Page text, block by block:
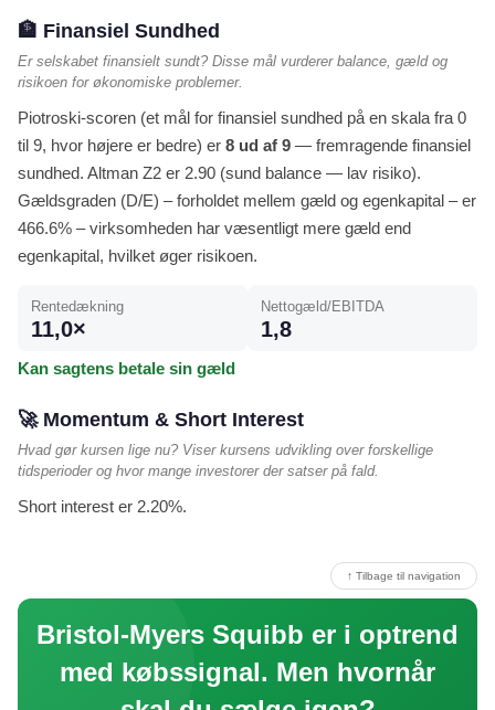
🏦 Finansiel Sundhed
Er selskabet finansielt sundt? Disse mål vurderer balance, gæld og
risikoen for økonomiske problemer.
Piotroski-scoren (et mål for finansiel sundhed på en skala fra 0
til 9, hvor højere er bedre) er 8 ud af 9 — fremragende finansiel
sundhed. Altman Z2 er 2.90 (sund balance — lav risiko).
Gældsgraden (D/E) – forholdet mellem gæld og egenkapital – er
466.6% – virksomheden har væsentligt mere gæld end
egenkapital, hvilket øger risikoen.
Rentedækning
11,0×
Nettogæld/EBITDA
1,8
Kan sagtens betale sin gæld
🚀 Momentum & Short Interest
Hvad gør kursen lige nu? Viser kursens udvikling over forskellige
tidsperioder og hvor mange investorer der satser på fald.
Short interest er 2.20%.
↑ Tilbage til navigation
Bristol-Myers Squibb er i optrend
med købssignal. Men hvornår